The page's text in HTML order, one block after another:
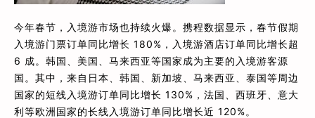
今年春节，入境游市场也持续火爆。携程数据显示，春节假期
入境游门票订单同比增长 180%，入境游酒店订单同比增长超
6 成。韩国、美国、马来西亚等国家成为主要的入境游客源
国。其中，来自日本、韩国、新加坡、马来西亚、泰国等周边
国家的短线入境游订单同比增长 130%，法国、西班牙、意大
利等欧洲国家的长线入境游订单同比增长近 120%。